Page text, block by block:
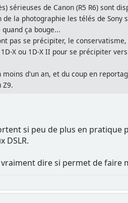
de Canon (R5 R6) sont
la photographie les télés de
ça bouge...
pas se précipiter, le
X ou 1D-X II pour se précipiter
d'un an, et du coup en
Z9.
si peu de plus en
DSLR.
dire si permet de faire